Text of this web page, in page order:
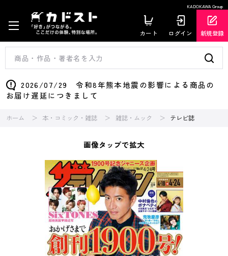
KADOKAWA Group
カート ログイン 新規登録
2026/07/29 令和8年熊本地震の影響による商品の
お届け遅延につきまして
ホーム 本・コミック・雑誌 雑誌・ムック テレビ誌
画像タップで拡大